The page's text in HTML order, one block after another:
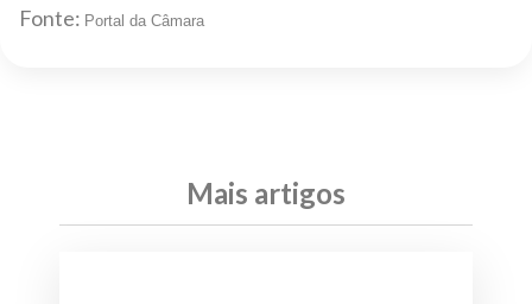
Fonte: Portal da Câmara
Mais artigos